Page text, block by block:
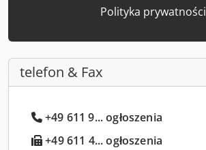
Polityka prywatności
telefon & Fax
+49 611 9... ogłoszenia
+49 611 4... ogłoszenia